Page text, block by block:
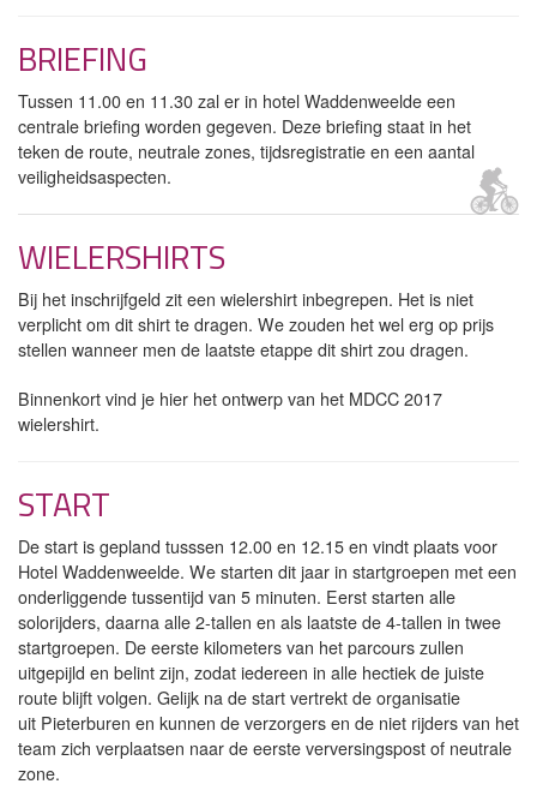
BRIEFING
Tussen 11.00 en 11.30 zal er in hotel Waddenweelde een
centrale briefing worden gegeven. Deze briefing staat in het
teken de route, neutrale zones, tijdsregistratie en een aantal
veiligheidsaspecten.
WIELERSHIRTS
Bij het inschrijfgeld zit een wielershirt inbegrepen. Het is niet
verplicht om dit shirt te dragen. We zouden het wel erg op prijs
stellen wanneer men de laatste etappe dit shirt zou dragen.
Binnenkort vind je hier het ontwerp van het MDCC 2017
wielershirt.
START
De start is gepland tusssen 12.00 en 12.15 en vindt plaats voor
Hotel Waddenweelde. We starten dit jaar in startgroepen met een
onderliggende tussentijd van 5 minuten. Eerst starten alle
solorijders, daarna alle 2-tallen en als laatste de 4-tallen in twee
startgroepen. De eerste kilometers van het parcours zullen
uitgepijld en belint zijn, zodat iedereen in alle hectiek de juiste
route blijft volgen. Gelijk na de start vertrekt de organisatie
uit Pieterburen en kunnen de verzorgers en de niet rijders van het
team zich verplaatsen naar de eerste verversingspost of neutrale
zone.